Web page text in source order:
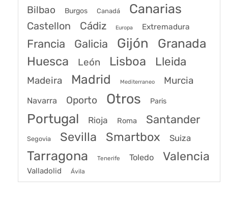
Bilbao Burgos Canadá Canarias
Castellon Cádiz Europa Extremadura
Francia Galicia Gijón Granada
Huesca León Lisboa Lleida
Madeira Madrid Mediterraneo Murcia
Navarra Oporto Otros Paris
Portugal Rioja Roma Santander
Segovia Sevilla Smartbox Suiza
Tarragona Tenerife Toledo Valencia
Valladolid Ávila